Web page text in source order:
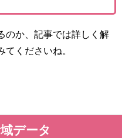
のか、記事では詳しく解
くださいね。
データ